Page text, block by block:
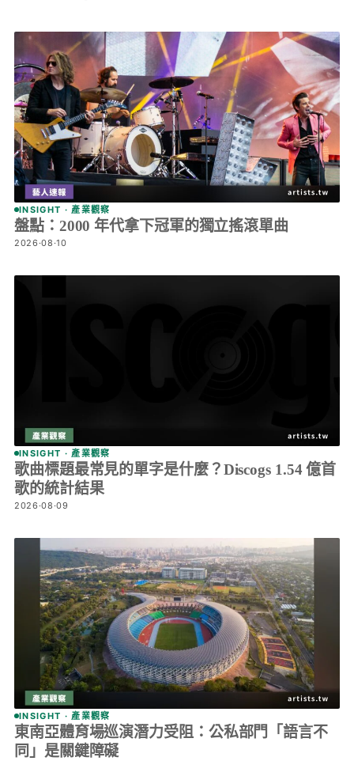
INSIGHT · 產業觀察
盤點：2000 年代拿下冠軍的獨立搖滾單曲
2026·08·10
INSIGHT · 產業觀察
歌曲標題最常見的單字是什麼？Discogs 1.54 億首
歌的統計結果
2026·08·09
INSIGHT · 產業觀察
東南亞體育場巡演潛力受阻：公私部門「語言不
同」是關鍵障礙